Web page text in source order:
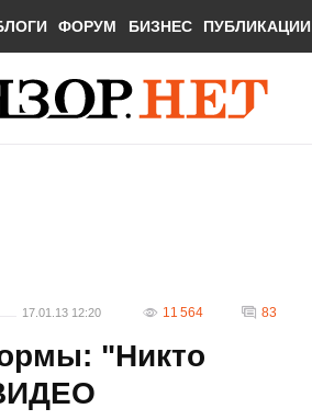
ФОРУМ БИЗНЕС ПУБЛИКАЦИИ
17.01.13 12:20 11 564 83
"Никто